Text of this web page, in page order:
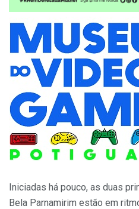
Iniciadas há pouco, as duas
Bela Parnamirim estão em